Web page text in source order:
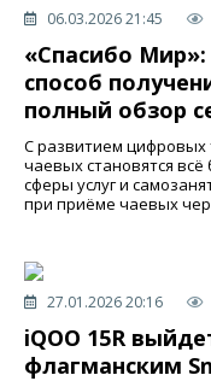
06.03.2026 21:45
«Спасибо
способ
полный обзор
С развитием цифровых
чаевых становятся
сферы услуг и
при приёме чаевых
27.01.2026 20:16
iQOO 15R
флагманским